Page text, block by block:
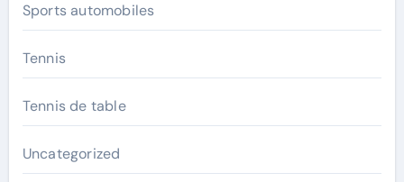
Sports automobiles
Tennis
Tennis de table
Uncategorized